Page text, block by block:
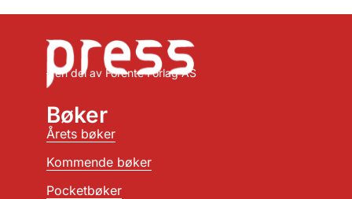
– en del av Forente Forlag AS
Bøker
Årets bøker
Kommende bøker
Pocketbøker